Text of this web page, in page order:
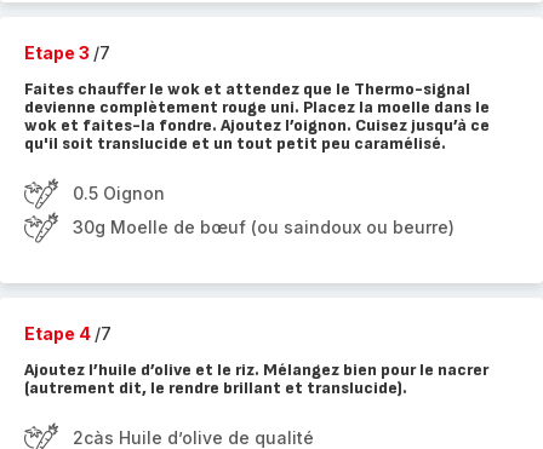
Etape 3 /7
Faites chauffer le wok et attendez que le Thermo-signal
devienne complètement rouge uni. Placez la moelle dans le
wok et faites-la fondre. Ajoutez l’oignon. Cuisez jusqu’à ce
qu'il soit translucide et un tout petit peu caramélisé.
0.5 Oignon
30g Moelle de bœuf (ou saindoux ou beurre)
Etape 4 /7
Ajoutez l’huile d’olive et le riz. Mélangez bien pour le nacrer
(autrement dit, le rendre brillant et translucide).
2càs Huile d’olive de qualité